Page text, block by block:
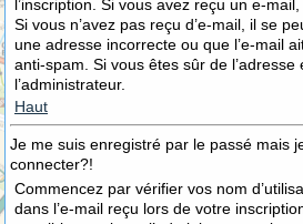
l’inscription. Si vous avez reçu un e-
Si vous n’avez pas reçu d’e-mail, il se
une adresse incorrecte ou que l’e-mail
anti-spam. Si vous êtes sûr de
l’administrateur.
Haut
Je me suis enregistré par le passé mais
connecter?!
Commencez par vérifier vos nom
dans l’e-mail reçu lors de votre